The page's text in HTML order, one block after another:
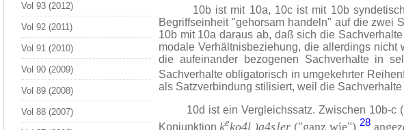
Vol 93 (2012)
Vol 92 (2011)
Vol 91 (2010)
Vol 90 (2009)
Vol 89 (2008)
Vol 88 (2007)
10b ist mit 10a, 10c ist mit 10b syndetisch
Begriffseinheit "gehorsam handeln" auf die zwei
10b mit 10a daraus ab, daß sich die
modale Verhältnisbeziehung, die allerdings
die aufeinander bezogenen Sachverhalte in
Sachverhalte obligatorisch in umgekehrter
als Satzverbindung stilisiert, weil die
10d ist ein Vergleichssatz. Zwischen 10b-c
Konjunktion keko4l )a4s]er ("ganz wie") 28